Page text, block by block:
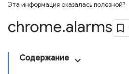
Эта информация оказалась полезной?
chrome.alarms
Содержание